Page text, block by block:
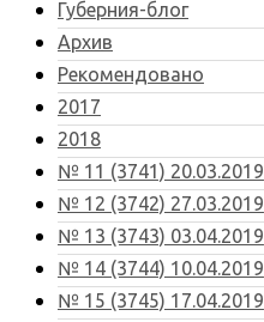
Губерния-блог
Архив
Рекомендовано
2017
2018
№ 11 (3741) 20.03.2019
№ 12 (3742) 27.03.2019
№ 13 (3743) 03.04.2019
№ 14 (3744) 10.04.2019
№ 15 (3745) 17.04.2019